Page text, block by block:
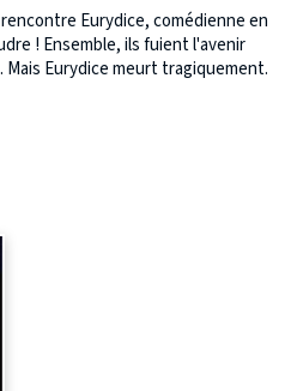
Eurydice, comédienne en
! Ensemble, ils fuient l'avenir
Eurydice meurt tragiquement.